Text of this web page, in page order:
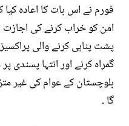
فورم نے اس بات کا اعادہ
امن کو خراب کرنے کی
پشت پناہی کرنے والی
گمراہ کرنے اور انتہا پسندی
بلوچستان کے عوام کی غیر
گا ۔